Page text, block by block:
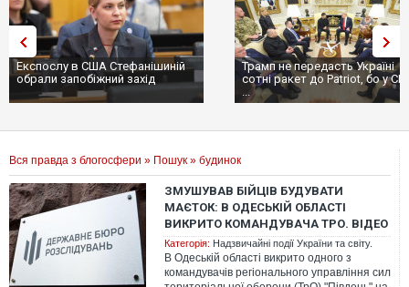
Експослу в США Стефанішиній
обрали запобіжний захід
Трамп не передасть Україні
сотні ракет до Patriot, бо у
...
Вся правда з блогосфери » Пошук » будинок
ЗМУШУВАВ БІЙЦІВ БУДУВАТИ
МАЄТОК: В ОДЕСЬКІЙ ОБЛАСТІ
ВИКРИТО КОМАНДУВАЧА ТРО. ВІДЕО
Категорія: Надзвичайні події України та світу.
В Одеській області викрито одного з
командувачів регіонального управління сил